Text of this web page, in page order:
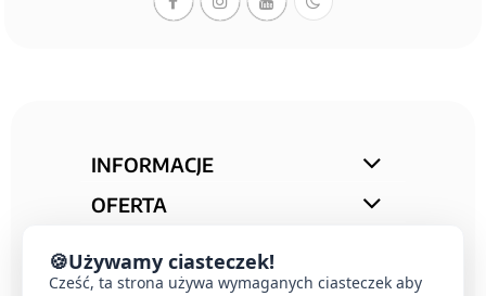
INFORMACJE
OFERTA
KONTAKT
🍪Używamy ciasteczek!
Cześć, ta strona używa wymaganych ciasteczek aby